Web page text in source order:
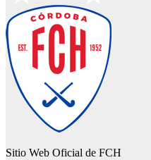
Sitio Web Oficial de FCH